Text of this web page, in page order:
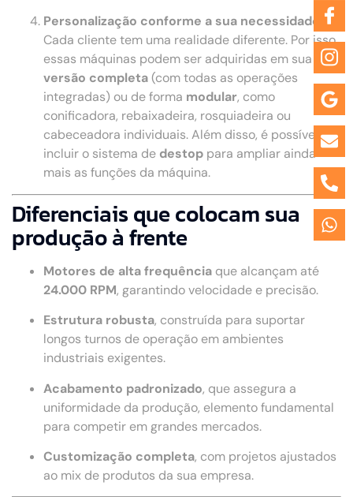
Personalização conforme a sua necessidade
Cada cliente tem uma realidade diferente. Por isso,
essas máquinas podem ser adquiridas em sua
versão completa (com todas as operações
integradas) ou de forma modular, como
conificadora, rebaixadeira, rosquiadeira ou
cabeceadora individuais. Além disso, é possível
incluir o sistema de destop para ampliar ainda
mais as funções da máquina.
Diferenciais que colocam sua
produção à frente
Motores de alta frequência que alcançam até
24.000 RPM, garantindo velocidade e precisão.
Estrutura robusta, construída para suportar
longos turnos de operação em ambientes
industriais exigentes.
Acabamento padronizado, que assegura a
uniformidade da produção, elemento fundamental
para competir em grandes mercados.
Customização completa, com projetos ajustados
ao mix de produtos da sua empresa.